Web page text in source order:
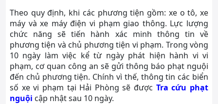
Theo quy định, khi các phương tiện gồm: xe o tô, xe
máy và xe máy điện vi phạm giao thông. Lực lượng
chức năng sẽ tiến hành xác minh thông tin về
phương tiện và chủ phương tiện vi phạm. Trong vòng
10 ngày làm việc kể từ ngày phát hiện hành vi vi
phạm, cơ quan công an sẽ gửi thông báo phạt nguội
đến chủ phương tiện. Chính vì thế, thông tin các biển
số xe vi phạm tại Hải Phòng sẽ được Tra cứu phạt
nguội cập nhật sau 10 ngày.